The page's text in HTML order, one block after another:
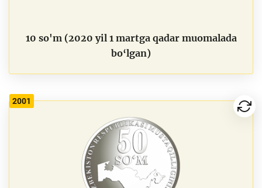
10 so'm (2020 yil 1 martga qadar muomalada
bo‘lgan)
2001